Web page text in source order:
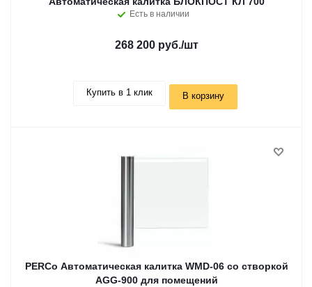
Есть в наличии
268 200 руб./шт
Купить в 1 клик В корзину
PERCo Автоматическая калитка WMD-06 со створкой
AGG-900 для помещений